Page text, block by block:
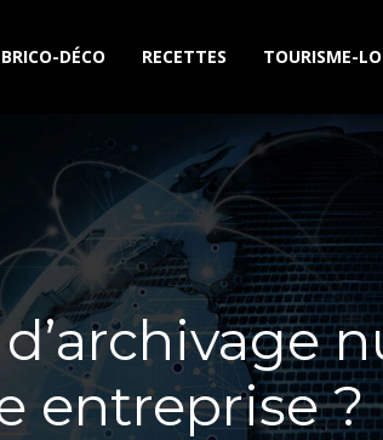
BRICO-DÉCO RECETTES TOURISME-
entreprise ?